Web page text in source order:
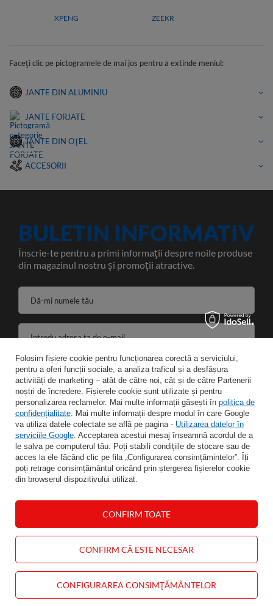
XPENG ZEEKR
Faceți clic pe pictogramele de mai jos pentru a extinde meniul:
JANTE DIN ALUMINIU
JANTE FORJATE
JANTE DIN OȚEL
ACCESORII
BULETIN INFORMATIV
Înscrie-te pentru a primi informații despre noile produse
din magazinul nostru și promoții atractive.
Dă-mi numele tău
Introdu adresa ta de e-mail
Sunt de acord cu prelucrarea datelor mele personale în scopurile și domeniul de aplicare al serviciilor de Newsletter.
SALVA
INFORMAŢII
CONTUL MEU
AJUTOR
CONTACT
Folosim fișiere cookie pentru funcționarea corectă a serviciului,
pentru a oferi funcții sociale, a analiza traficul și a desfășura
activități de marketing – atât de către noi, cât și de către Partenerii
noștri de încredere. Fișierele cookie sunt utilizate și pentru
personalizarea reclamelor. Mai multe informații găsești în politica de
confidențialitate. Mai multe informații despre modul în care Google
va utiliza datele colectate se află pe pagina - Utilizarea datelor în
serviciile Google. Acceptarea acestui mesaj înseamnă acordul de a
le salva pe computerul tău. Poți stabili condițiile de stocare sau de
acces la ele făcând clic pe fila „Configurarea consimțămintelor”. Îți
poți retrage consimțământul oricând prin ștergerea fișierelor cookie
din browserul dispozitivului utilizat.
CONFIRM CĂ ESTE NECESAR
CONFIGURAREA CONSIMȚĂMÂNTELOR
CONFIRM TOATE